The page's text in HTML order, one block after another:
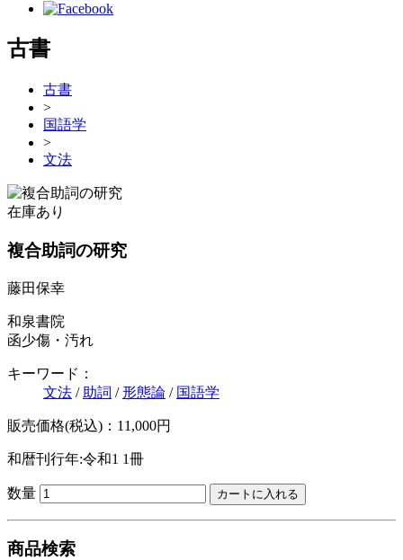
古書
古書
>
国語学
>
文法
在庫あり
複合助詞の研究
藤田保幸
和泉書院
函少傷・汚れ
キーワード：
文法 / 助詞 /形態論 / 国語学
販売価格(税込)：11,000円
和暦刊行年:令和1 1冊
数量
商品検索